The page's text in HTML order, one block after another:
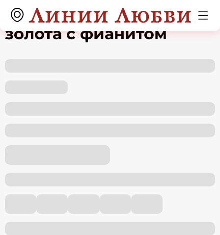
Серьги из красного
золота с фианитом